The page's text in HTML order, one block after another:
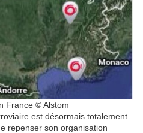
France © Alstom
est désormais totalement
repenser son organisation